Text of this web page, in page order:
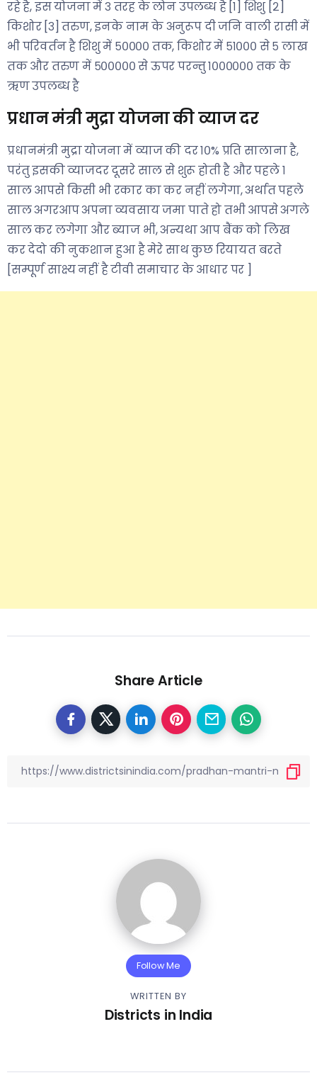
रहे है, इस योजना में ३ तरह के लोन उपलब्ध है [१] शिशु [२]
किशोर [३] तरुण, इनके नाम के अनुरूप दी जनि वाली रासी में
भी परिवर्तन है शिशु में ५०००० तक, किशोर में ५१००० से ५ लाख
तक और तरुण में ५००००० से ऊपर परन्तु १०००००० तक के
ऋण उपलब्ध है
प्रधान मंत्री मुद्रा योजना की व्याज दर
प्रधानमंत्री मुद्रा योजना में व्याज की दर १०% प्रति सालाना है,
परंतु इसकी व्याजदर दूसरे साल से शुरू होती है और पहले १
साल आपसे किसी भी रकार का कर नहीं लगेगा, अर्थात पहले
साल अगरआप अपना व्यवसाय जमा पाते हो तभी आपसे अगले
साल कर लगेगा और ब्याज भी, अन्यथा आप बैंक को लिख
कर देदो की नुकशान हुआ है मेरे साथ कुछ रियायत बरते
[सम्पूर्ण साक्ष्य नहीं है टीवी समाचार के आधार पर ]
Share Article
Follow Me
WRITTEN BY
Districts in India